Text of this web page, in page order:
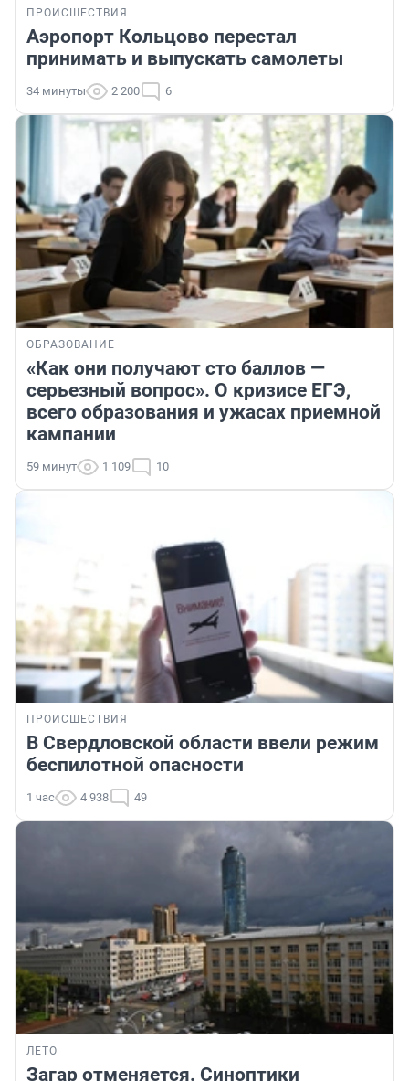
ПРОИСШЕСТВИЯ
Аэропорт Кольцово перестал
принимать и выпускать самолеты
34 минуты 2 200 6
ОБРАЗОВАНИЕ
«Как они получают сто баллов —
серьезный вопрос». О кризисе ЕГЭ,
всего образования и ужасах приемной
кампании
59 минут 1 109 10
ПРОИСШЕСТВИЯ
В Свердловской области ввели режим
беспилотной опасности
1 час 4 938 49
ЛЕТО
Загар отменяется. Синоптики